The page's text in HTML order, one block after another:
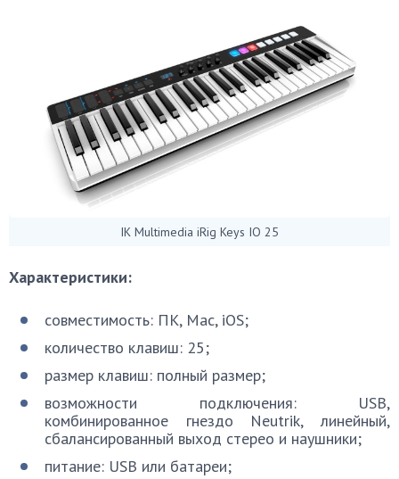
IK Multimedia iRig Keys IO 25
Характеристики:
совместимость: ПК, Mac, iOS;
количество клавиш: 25;
размер клавиш: полный размер;
возможности подключения: USB,
комбинированное гнездо Neutrik, линейный,
сбалансированный выход стерео и наушники;
питание: USB или батареи;